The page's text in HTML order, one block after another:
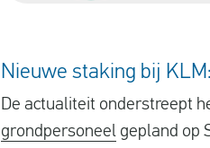
Nieuwe staking bij
De actualiteit onderstreept
grondpersoneel gepland op